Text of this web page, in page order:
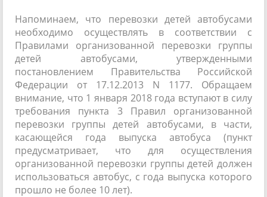
Напоминаем, что перевозки детей автобусами
необходимо осуществлять в соответствии с
Правилами организованной перевозки группы
детей автобусами, утвержденными
постановлением Правительства Российской
Федерации от 17.12.2013 N 1177. Обращаем
внимание, что 1 января 2018 года вступают в силу
требования пункта 3 Правил организованной
перевозки группы детей автобусами, в части,
касающейся года выпуска автобуса (пункт
предусматривает, что для осуществления
организованной перевозки группы детей должен
использоваться автобус, с года выпуска которого
прошло не более 10 лет).